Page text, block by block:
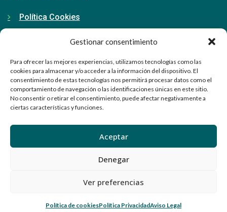
Gestionar consentimiento
Para ofrecer las mejores experiencias, utilizamos tecnologías como las
cookies para almacenar y/o acceder a la información del dispositivo. El
consentimiento de estas tecnologías nos permitirá procesar datos como el
comportamiento de navegación o las identificaciones únicas en este sitio.
No consentir o retirar el consentimiento, puede afectar negativamente a
ciertas características y funciones.
Aceptar
Denegar
Ver preferencias
Política de cookiesPolítica PrivacidadAviso Legal
Política Cookies
Contacto
91 798 71 15
info@ellabrador.es